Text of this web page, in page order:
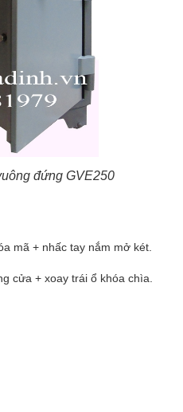
đứng GVE250
mã + nhấc tay nắm mở két.
cửa + xoay trái ổ khóa chìa.